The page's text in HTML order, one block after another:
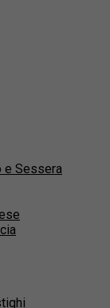
e Sessera